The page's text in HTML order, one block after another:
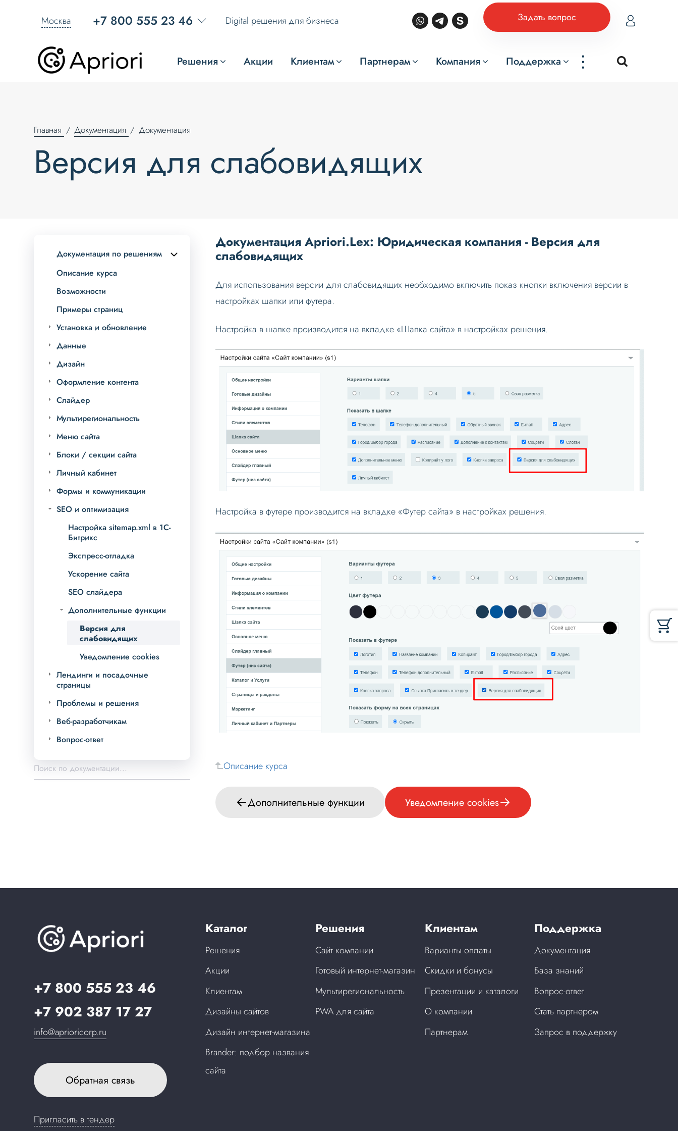
Москва +7 800 555 23 46 Digital решения для бизнеса Задать вопрос
Решения Акции Клиентам Партнерам Компания Поддержка ...
Главная Документация Документация
Версия для слабовидящих
Документация по решениям
Описание курса
Возможности
Примеры страниц
Установка и обновление
Данные
Дизайн
Оформление контента
Слайдер
Мультирегиональность
Меню сайта
Блоки / секции сайта
Личный кабинет
Формы и коммуникации
SEO и оптимизация
Настройка sitemap.xml в 1С-
Битрикс
Экспресс-отладка
Ускорение сайта
SEO слайдера
Дополнительные функции
Версия для
слабовидящих
Уведомление cookies
Лендинги и посадочные
страницы
Проблемы и решения
Веб-разработчикам
Вопрос-ответ
Документация Apriori.Lex: Юридическая компания - Версия для
слабовидящих
Для использования версии для слабовидящих необходимо включить показ кнопки включения версии в
настройках шапки или футера.
Настройка в шапке производится на вкладке «Шапка сайта» в настройках решения.
Настройка в футере производится на вкладке «Футер сайта» в настройках решения.
Описание курса
Дополнительные функции Уведомление cookies
+7 800 555 23 46
+7 902 387 17 27
info@aprioricorp.ru
Обратная связь
Пригласить в тендер
Каталог
Решения
Акции
Клиентам
Дизайны сайтов
Дизайн интернет-магазина
Brander: подбор названия
сайта
Решения
Сайт компании
Готовый интернет-магазин
Мультирегиональность
PWA для сайта
Клиентам
Варианты оплаты
Скидки и бонусы
Презентации и каталоги
О компании
Партнерам
Поддержка
Документация
База знаний
Вопрос-ответ
Стать партнером
Запрос в поддержку